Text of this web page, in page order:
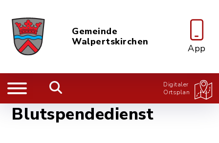
Gemeinde
Walpertskirchen
App
Digitaler
Ortsplan
Blutspendedienst